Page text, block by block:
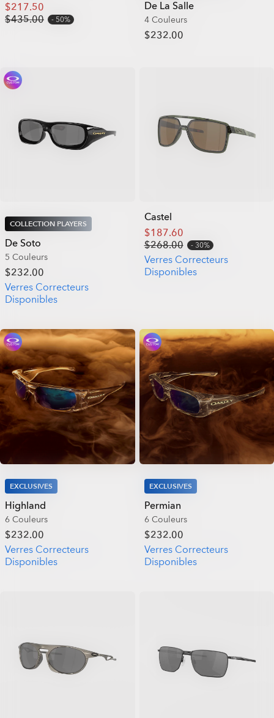
$217.50
$435.00
50%
De La Salle
4 Couleurs
$232.00
COLLECTION PLAYERS
De Soto
5 Couleurs
$232.00
Verres Correcteurs
Disponibles
Castel
$187.60
$268.00
30%
Verres Correcteurs
Disponibles
EXCLUSIVES
Highland
6 Couleurs
$232.00
Verres Correcteurs
Disponibles
EXCLUSIVES
Permian
6 Couleurs
$232.00
Verres Correcteurs
Disponibles